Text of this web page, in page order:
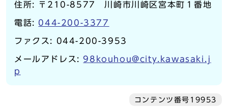
住所: 〒210-8577 川崎市川崎区宮本町１番地
電話: 044-200-3377
ファクス: 044-200-3953
メールアドレス:98kouhou@city.kawasaki.j
p
コンテンツ番号19953